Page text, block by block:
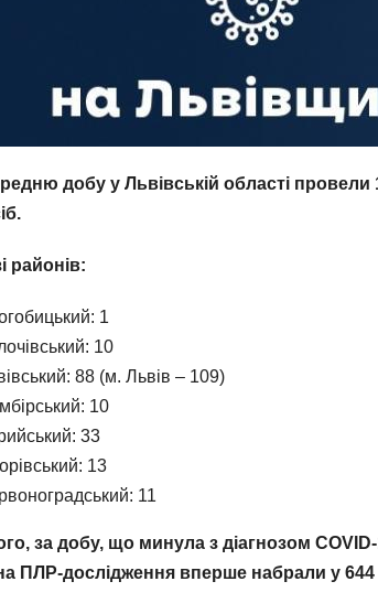
добу у Львівській області провели
районів:
1
10
88 (м. Львів – 109)
10
33
13
11
за добу, що минула з діагнозом
ПЛР-дослідження вперше набрали у 644